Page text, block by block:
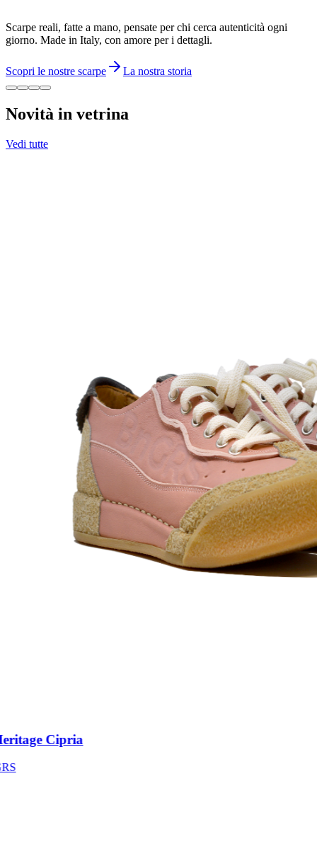
Scarpe reali, fatte a mano, pensate per chi cerca autenticità ogni
giorno. Made in Italy, con amore per i dettagli.
Scopri le nostre scarpe La nostra storia
Novità in vetrina
Vedi tutte
Cipria